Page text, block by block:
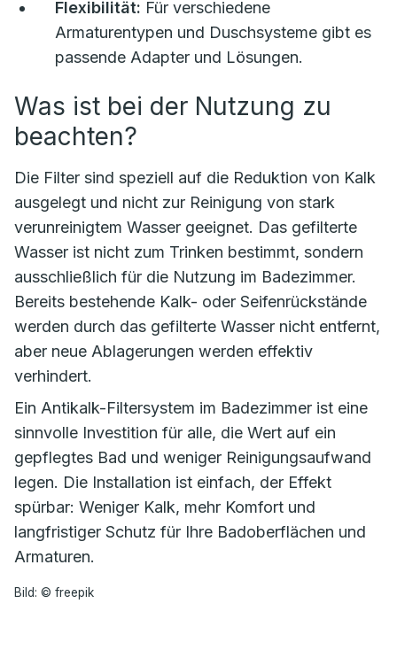
Flexibilität: Für verschiedene
Armaturentypen und Duschsysteme gibt es
passende Adapter und Lösungen.
Was ist bei der Nutzung zu
beachten?
Die Filter sind speziell auf die Reduktion von Kalk
ausgelegt und nicht zur Reinigung von stark
verunreinigtem Wasser geeignet. Das gefilterte
Wasser ist nicht zum Trinken bestimmt, sondern
ausschließlich für die Nutzung im Badezimmer.
Bereits bestehende Kalk- oder Seifenrückstände
werden durch das gefilterte Wasser nicht entfernt,
aber neue Ablagerungen werden effektiv
verhindert.
Ein Antikalk-Filtersystem im Badezimmer ist eine
sinnvolle Investition für alle, die Wert auf ein
gepflegtes Bad und weniger Reinigungsaufwand
legen. Die Installation ist einfach, der Effekt
spürbar: Weniger Kalk, mehr Komfort und
langfristiger Schutz für Ihre Badoberflächen und
Armaturen.
Bild: © freepik